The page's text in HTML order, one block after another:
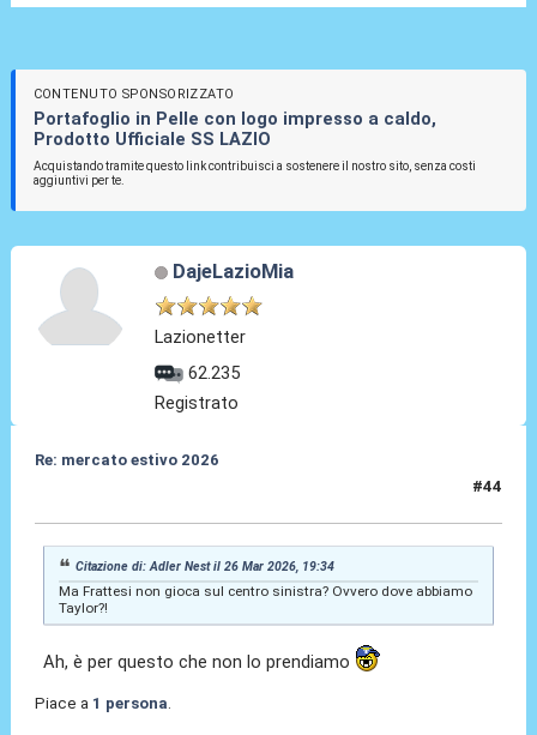
CONTENUTO SPONSORIZZATO
Portafoglio in Pelle con logo impresso a caldo,
Prodotto Ufficiale SS LAZIO
Acquistando tramite questo link contribuisci a sostenere il nostro sito, senza costi
aggiuntivi per te.
DajeLazioMia
Lazionetter
62.235
Registrato
Re: mercato estivo 2026
#44
Citazione di: Adler Nest il 26 Mar 2026, 19:34
Ma Frattesi non gioca sul centro sinistra? Ovvero dove abbiamo
Taylor?!
Ah, è per questo che non lo prendiamo
Piace a 1 persona.